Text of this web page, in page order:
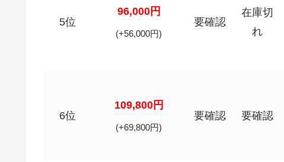
5位
96,000円
(+56,000円)
要確認
在庫切
れ
6位
109,800円
(+69,800円)
要確認 要確認